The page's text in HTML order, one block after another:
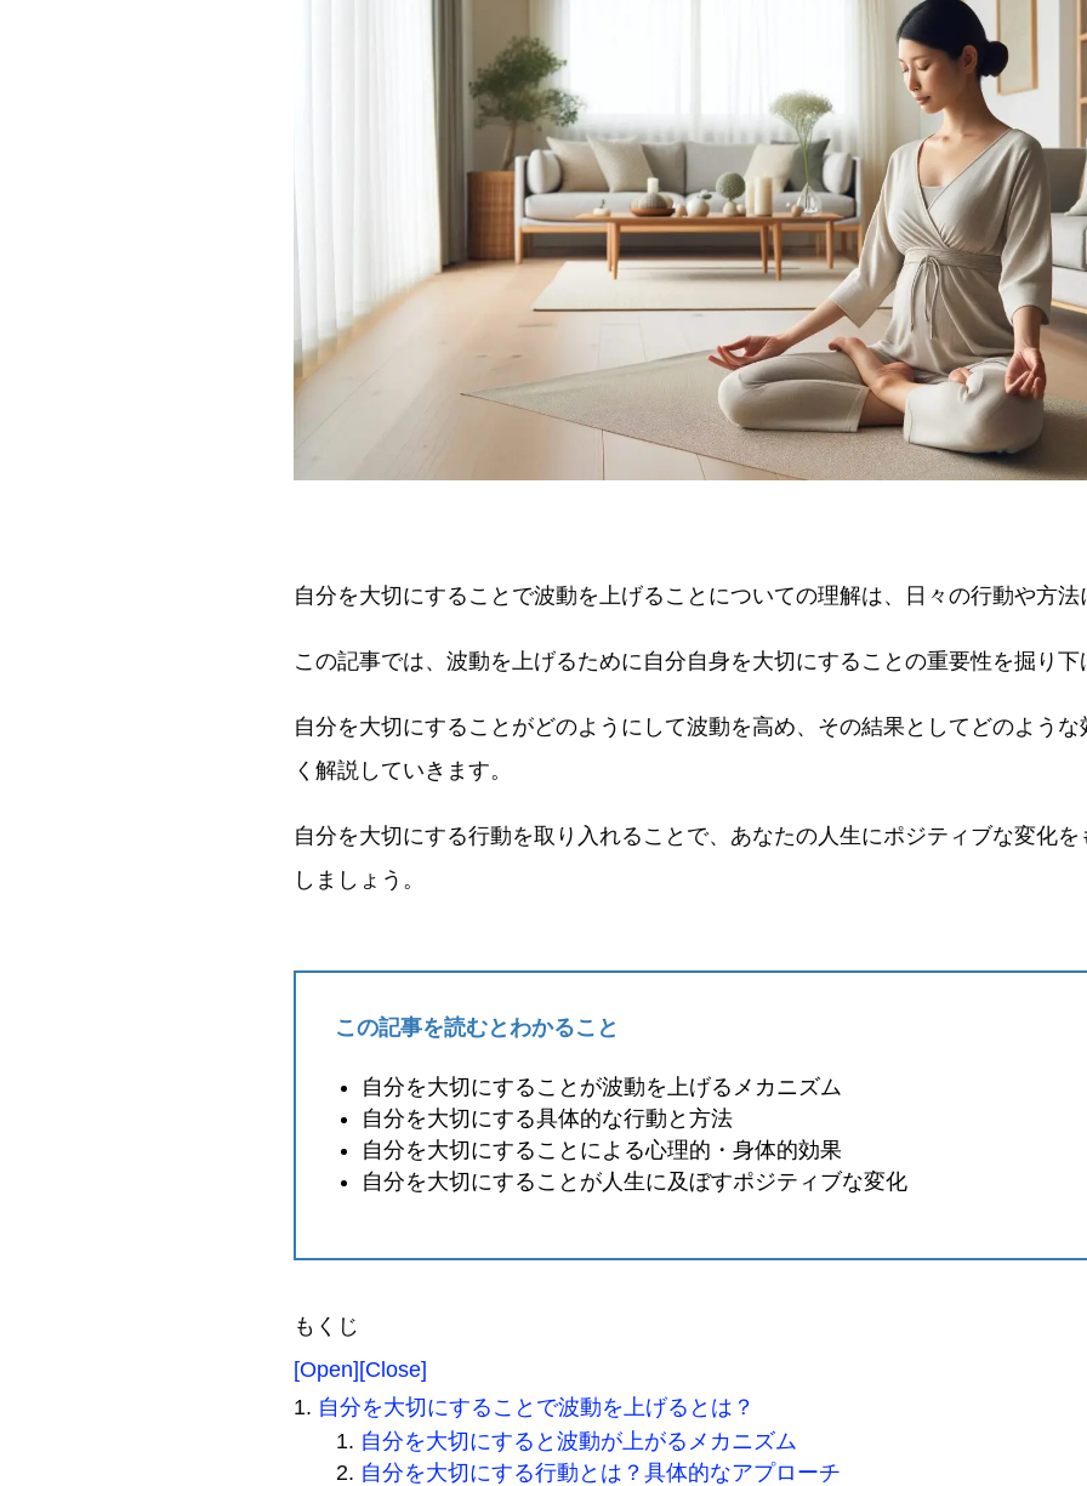
自分を大切にすることで波動を上げることについての理解は、日々の行動や方
この記事では、波動を上げるために自分自身を大切にすることの重要性を掘り下
自分を大切にすることがどのようにして波動を高め、その結果としてどのよう
く解説していきます。
自分を大切にする行動を取り入れることで、あなたの人生にポジティブな変化
しましょう。
この記事を読むとわかること
自分を大切にすることが波動を上げるメカニズム
自分を大切にする具体的な行動と方法
自分を大切にすることによる心理的・身体的効果
自分を大切にすることが人生に及ぼすポジティブな変化
もくじ
[Open][Close]
自分を大切にすることで波動を上げるとは？
自分を大切にすると波動が上がるメカニズム
自分を大切にする行動とは？具体的なアプローチ